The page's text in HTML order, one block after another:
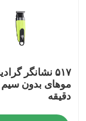
۵۱۷ نشانگر
دقیقه